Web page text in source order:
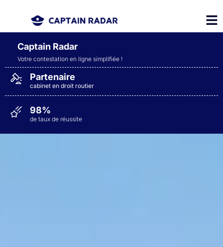
Captain Radar
Votre contestation en ligne simplifiée !
98%
de taux de réussite
Partenaire
cabinet en droit routier